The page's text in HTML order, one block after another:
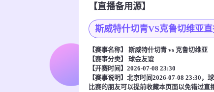
【直播备用源】
斯威特什切青VS克鲁切维亚
【赛事名称】 斯威特什切青 vs 克鲁切维亚
【赛事分类】 球会友谊
【开赛时间】2026-07-08 23:30
【赛事说明】北京时间2026-07-08 23:30
比赛的朋友可以提前收藏本页面以免错过直